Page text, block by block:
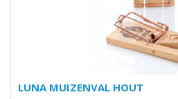
LUNA MUIZENVAL HOUT